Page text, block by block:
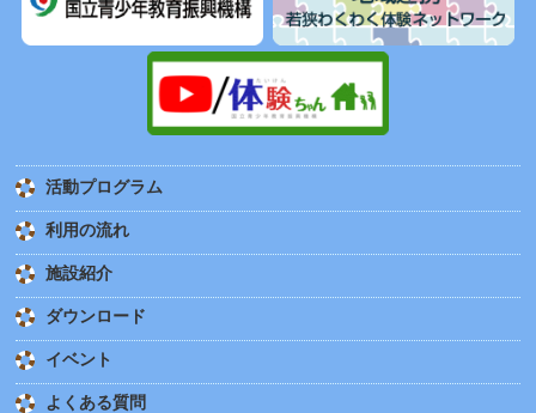
活動プログラム
利用の流れ
施設紹介
ダウンロード
イベント
よくある質問